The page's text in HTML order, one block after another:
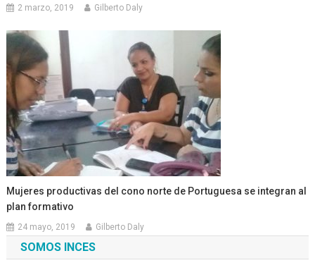
2 marzo, 2019 Gilberto Daly
Mujeres productivas del cono norte de Portuguesa se integran al
plan formativo
24 mayo, 2019 Gilberto Daly
SOMOS INCES